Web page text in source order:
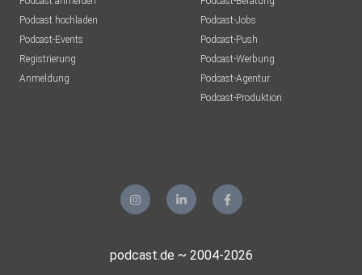
Podcast hochladen
Podcast-Events
Registrierung
Anmeldung
Podcast-Jobs
Podcast-Push
Podcast-Werbung
Podcast-Agentur
Podcast-Produktion
podcast.de ~ 2004-2026